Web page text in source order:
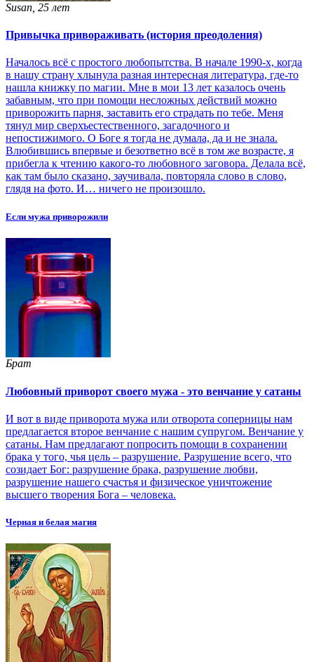
Susan, 25 лет
Привычка привораживать (история преодоления)
Началось всё с простого любопытства. В начале 1990-х, когда
в нашу страну хлынула разная интересная литература, где-то
нашла книжку по магии. Мне в мои 13 лет казалось очень
забавным, что при помощи несложных действий можно
приворожить парня, заставить его страдать по тебе. Меня
тянул мир сверхъестественного, загадочного и
непостижимого. О Боге я тогда не думала, да и не знала.
Влюбившись впервые и безответно всё в том же возрасте, я
прибегла к чтению какого-то любовного заговора. Делала всё,
как там было сказано, заучивала, повторяла слово в слово,
глядя на фото. И… ничего не произошло.
Если мужа приворожили
Брат
Любовный приворот своего мужа - это венчание у сатаны
И вот в виде приворота мужа или отворота соперницы нам
предлагается второе венчание с нашим супругом. Венчание у
сатаны. Нам предлагают попросить помощи в сохранении
брака у того, чья цель – разрушение. Разрушение всего, что
созидает Бог: разрушение брака, разрушение любви,
разрушение нашего счастья и физическое уничтожение
высшего творения Бога – человека.
Черная и белая магия